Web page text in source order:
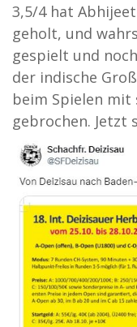
3,5/4 hat
geholt, und
gespielt und
der indische
beim Spielen mit
gebrochen.